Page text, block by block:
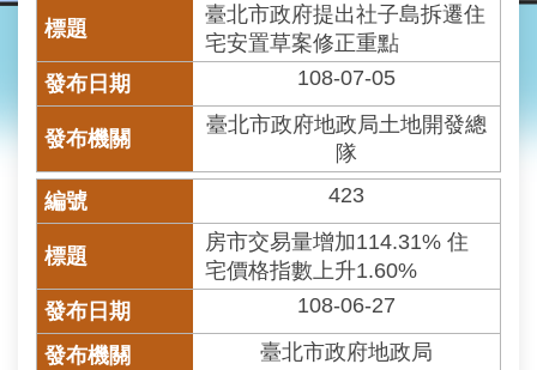
線
上
查
網
路
申
辦
地
政
Q&A
臺北市政府提出社子島拆遷住
宅安置草案修正重點
108-07-05
臺北市政府地政局土地開發總
隊
423
房市交易量增加114.31% 住
宅價格指數上升1.60%
108-06-27
臺北市政府地政局